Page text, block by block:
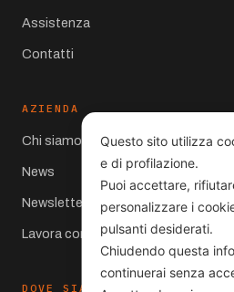
Assistenza
Contatti
AZIENDA
Chi siamo
News
Newsletter
Lavora con noi
DOVE SIAMO
Questo sito utilizza
e di profilazione.
Puoi accettare,
personalizzare i
pulsanti desiderati.
Chiudendo questa
continuerai senza